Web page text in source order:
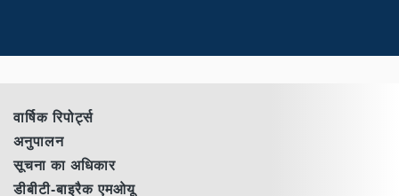
वार्षिक रिपोर्ट्स
अनुपालन
सूचना का अधिकार
डीबीटी-बाइरैक एमओयू